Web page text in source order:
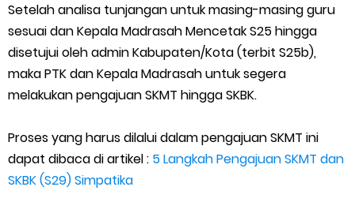
Setelah analisa tunjangan untuk masing-masing guru
sesuai dan Kepala Madrasah Mencetak S25 hingga
disetujui oleh admin Kabupaten/Kota (terbit S25b),
maka PTK dan Kepala Madrasah untuk segera
melakukan pengajuan SKMT hingga SKBK.
Proses yang harus dilalui dalam pengajuan SKMT ini
dapat dibaca di artikel : 5 Langkah Pengajuan SKMT dan
SKBK (S29) Simpatika